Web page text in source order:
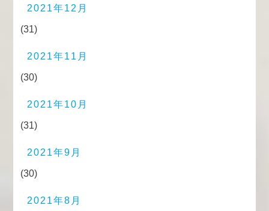
2021年12月
(31)
2021年11月
(30)
2021年10月
(31)
2021年9月
(30)
2021年8月